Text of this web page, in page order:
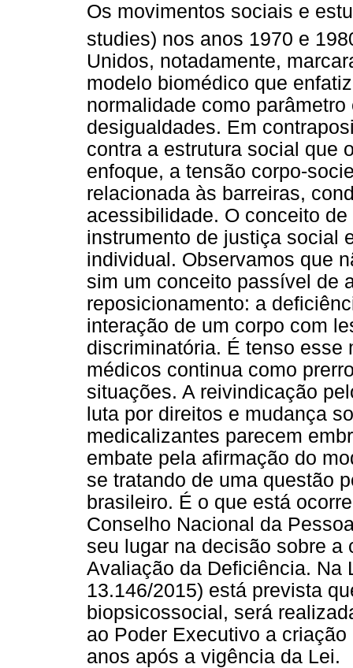
Os movimentos sociais e
studies) nos anos 1970 e
Unidos, notadamente,
modelo biomédico que
normalidade como
desigualdades. Em
contra a estrutura social que
enfoque, a tensão corpo-
relacionada às barreiras,
acessibilidade. O conceito
instrumento de justiça social
individual. Observamos que
sim um conceito passível de
reposicionamento: a
interação de um corpo com
discriminatória. É tenso esse
médicos continua como
situações. A reivindicação
luta por direitos e mudança
medicalizantes parecem
embate pela afirmação do
se tratando de uma questão
brasileiro. É o que está
Conselho Nacional da
seu lugar na decisão sobre
Avaliação da Deficiência. Na
13.146/2015) está prevista
biopsicossocial, será
ao Poder Executivo a
anos após a vigência da Lei.